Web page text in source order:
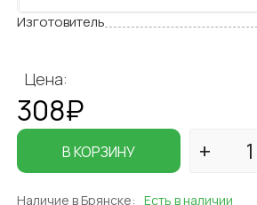
Изготовитель
Цена:
308₽
В КОРЗИНУ
Наличие в Брянске: Есть в наличии